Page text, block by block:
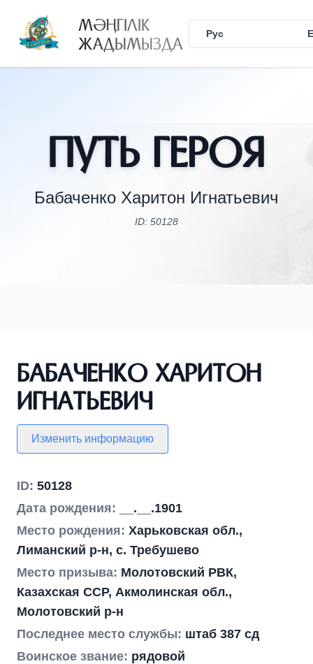
МӘҢГІЛІК
ЖАДЫМЫЗДА Рус
Путь Героя
Бабаченко Харитон Игнатьевич
ID: 50128
Бабаченко Харитон
Игнатьевич
Изменить информацию
ID: 50128
Дата рождения:
__.__.1901
Место рождения: Харьковская обл.,
Лиманский р-н, с. Требушево
Место призыва: Молотовский РВК,
Казахская ССР, Акмолинская обл.,
Молотовский р-н
Последнее место службы: штаб 387 сд
Воинское звание: рядовой